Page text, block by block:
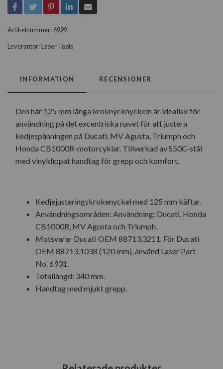
Artikelnummer: 6929
Leverantör: Laser Tools
INFORMATION RECENSIONER
Den här 125 mm långa kroknycknyckeln är idealisk för
användning på det excentriska navet för att justera
kedjespänningen på Ducati, MV Agusta, Triumph och
Honda CB1000R-motorcyklar. Tillverkad av S50C-stål
med vinyldippat handtag för grepp och komfort.
Kedjejusteringskrokenyckel med 125 mm käftar.
Användningsområden: Användning: Ducati, Honda
CB1000R, MV Agusta och Triumph.
Motsvarar Ducati OEM 88713.3211. För Ducati
OEM 88713.1038 (120 mm), använd Laser Part
No. 6931.
Totallängd: 340 mm.
Handtag med mjukt grepp.